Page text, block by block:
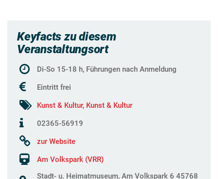
Keyfacts zu diesem
Veranstaltungsort
Di-So 15-18 h, Führungen nach Anmeldung
Eintritt frei
Kunst & Kultur, Kunst & Kultur
02365-56919
zur Website
Am Volkspark (VRR)
Stadt- u. Heimatmuseum, Am Volkspark 6 45768